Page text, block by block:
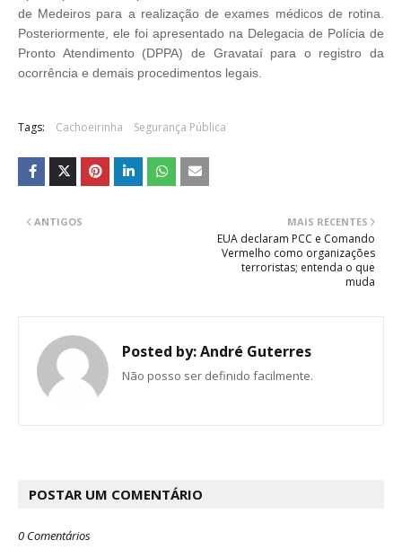
de Medeiros para a realização de exames médicos de rotina.
Posteriormente, ele foi apresentado na Delegacia de Polícia de
Pronto Atendimento (DPPA) de Gravataí para o registro da
ocorrência e demais procedimentos legais.
Tags: Cachoeirinha Segurança Pública
MAIS RECENTES
EUA declaram PCC e Comando
Vermelho como organizações
terroristas; entenda o que
muda
ANTIGOS
Posted by:André Guterres
Não posso ser definido facilmente.
POSTAR UM COMENTÁRIO
0 Comentários